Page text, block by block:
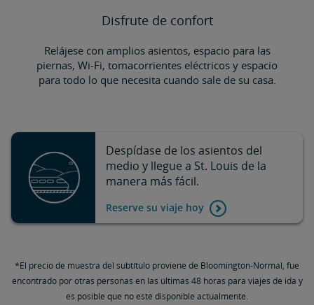
Disfrute de confort
Relájese con amplios asientos, espacio para las
piernas, Wi-Fi, tomacorrientes eléctricos y espacio
para todo lo que necesita cuando sale de su casa.
Despídase de los asientos del
medio y llegue a St. Louis de la
manera más fácil.
Reserve su viaje hoy
*El precio de muestra del subtítulo proviene de Bloomington-Normal, fue
encontrado por otras personas en las últimas 48 horas para viajes de ida y
es posible que no esté disponible actualmente.